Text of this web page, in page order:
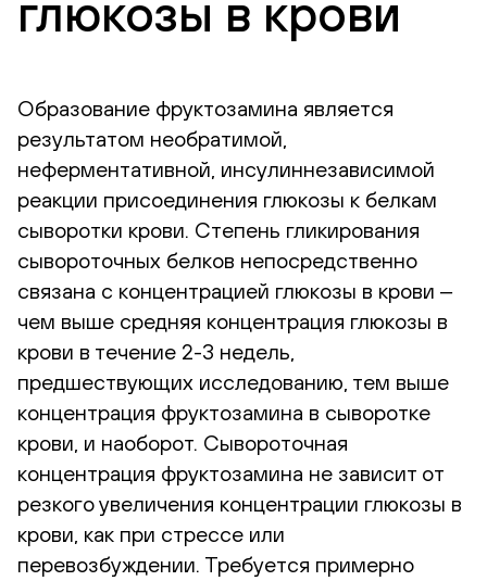
глюкозы в крови
Образование фруктозамина является
результатом необратимой,
неферментативной, инсулиннезависимой
реакции присоединения глюкозы к белкам
сыворотки крови. Степень гликирования
сывороточных белков непосредственно
связана с концентрацией глюкозы в крови ‒
чем выше средняя концентрация глюкозы в
крови в течение 2-3 недель,
предшествующих исследованию, тем выше
концентрация фруктозамина в сыворотке
крови, и наоборот. Сывороточная
концентрация фруктозамина не зависит от
резкого увеличения концентрации глюкозы в
крови, как при стрессе или
перевозбуждении. Требуется примерно